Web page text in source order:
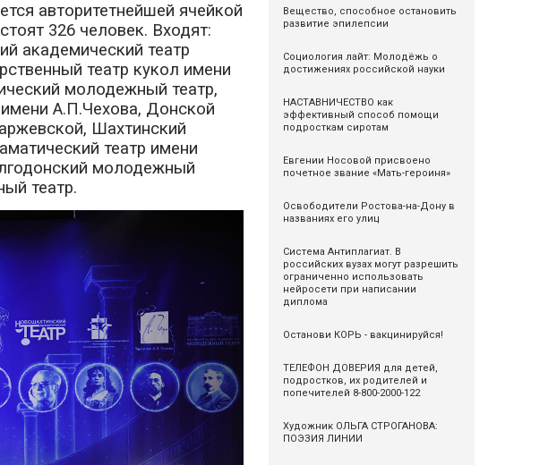
авторитетнейшей ячейкой
326 человек. Входят:
академический театр
театр кукол имени
молодежный театр,
имени А.П.Чехова, Донской
Шахтинский
театр имени
молодежный
театр.
Вещество, способное остановить
развитие эпилепсии
Социология лайт: Молодёжь о
достижениях российской науки
НАСТАВНИЧЕСТВО как
эффективный способ помощи
подросткам сиротам
Евгении Носовой присвоено
почетное звание «Мать-героиня»
Освободители Ростова-на-Дону в
названиях его улиц
Система Антиплагиат. В
российских вузах могут разрешить
ограниченно использовать
нейросети при написании
диплома
Останови КОРЬ - вакцинируйся!
ТЕЛЕФОН ДОВЕРИЯ для детей,
подростков, их родителей и
попечителей 8-800-2000-122
Художник ОЛЬГА СТРОГАНОВА:
ПОЭЗИЯ ЛИНИИ